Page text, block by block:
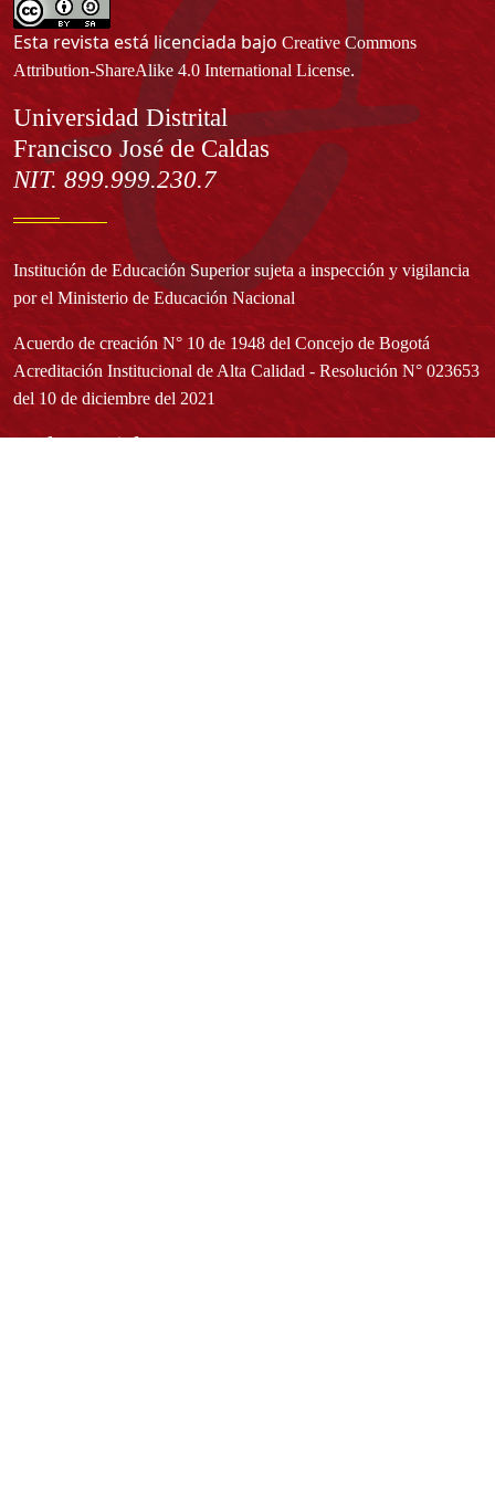
Esta revista está licenciada bajo Creative Commons
Attribution-ShareAlike 4.0 International License.
Información
Universidad Distrital
Francisco José de Caldas
NIT. 899.999.230.7
Institución de Educación Superior sujeta a inspección y vigilancia
por el Ministerio de Educación Nacional
Acuerdo de creación N° 10 de 1948 del Concejo de Bogotá
Acreditación Institucional de Alta Calidad - Resolución N° 023653
del 10 de diciembre del 2021
Redes sociales